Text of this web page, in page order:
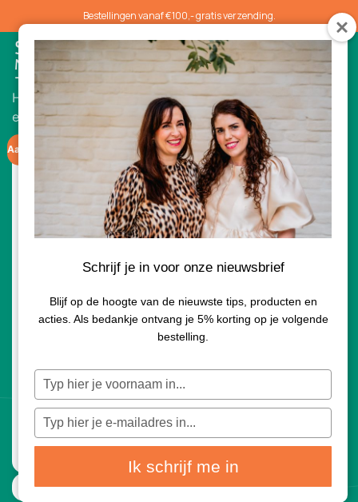
Bestellingen vanaf €100,- gratis verzending.
0
Home/ Acties
/ Environ AVST Gel 100ml limited
edition
Aanbieding!
100ml
Schrijf je in voor onze nieuwsbrief
Blijf op de hoogte van de nieuwste tips, producten en
acties. Als bedankje ontvang je 5% korting op je volgende
bestelling.
Typ
naam
in
Typ
e-
mailadres
Ik schrijf me in